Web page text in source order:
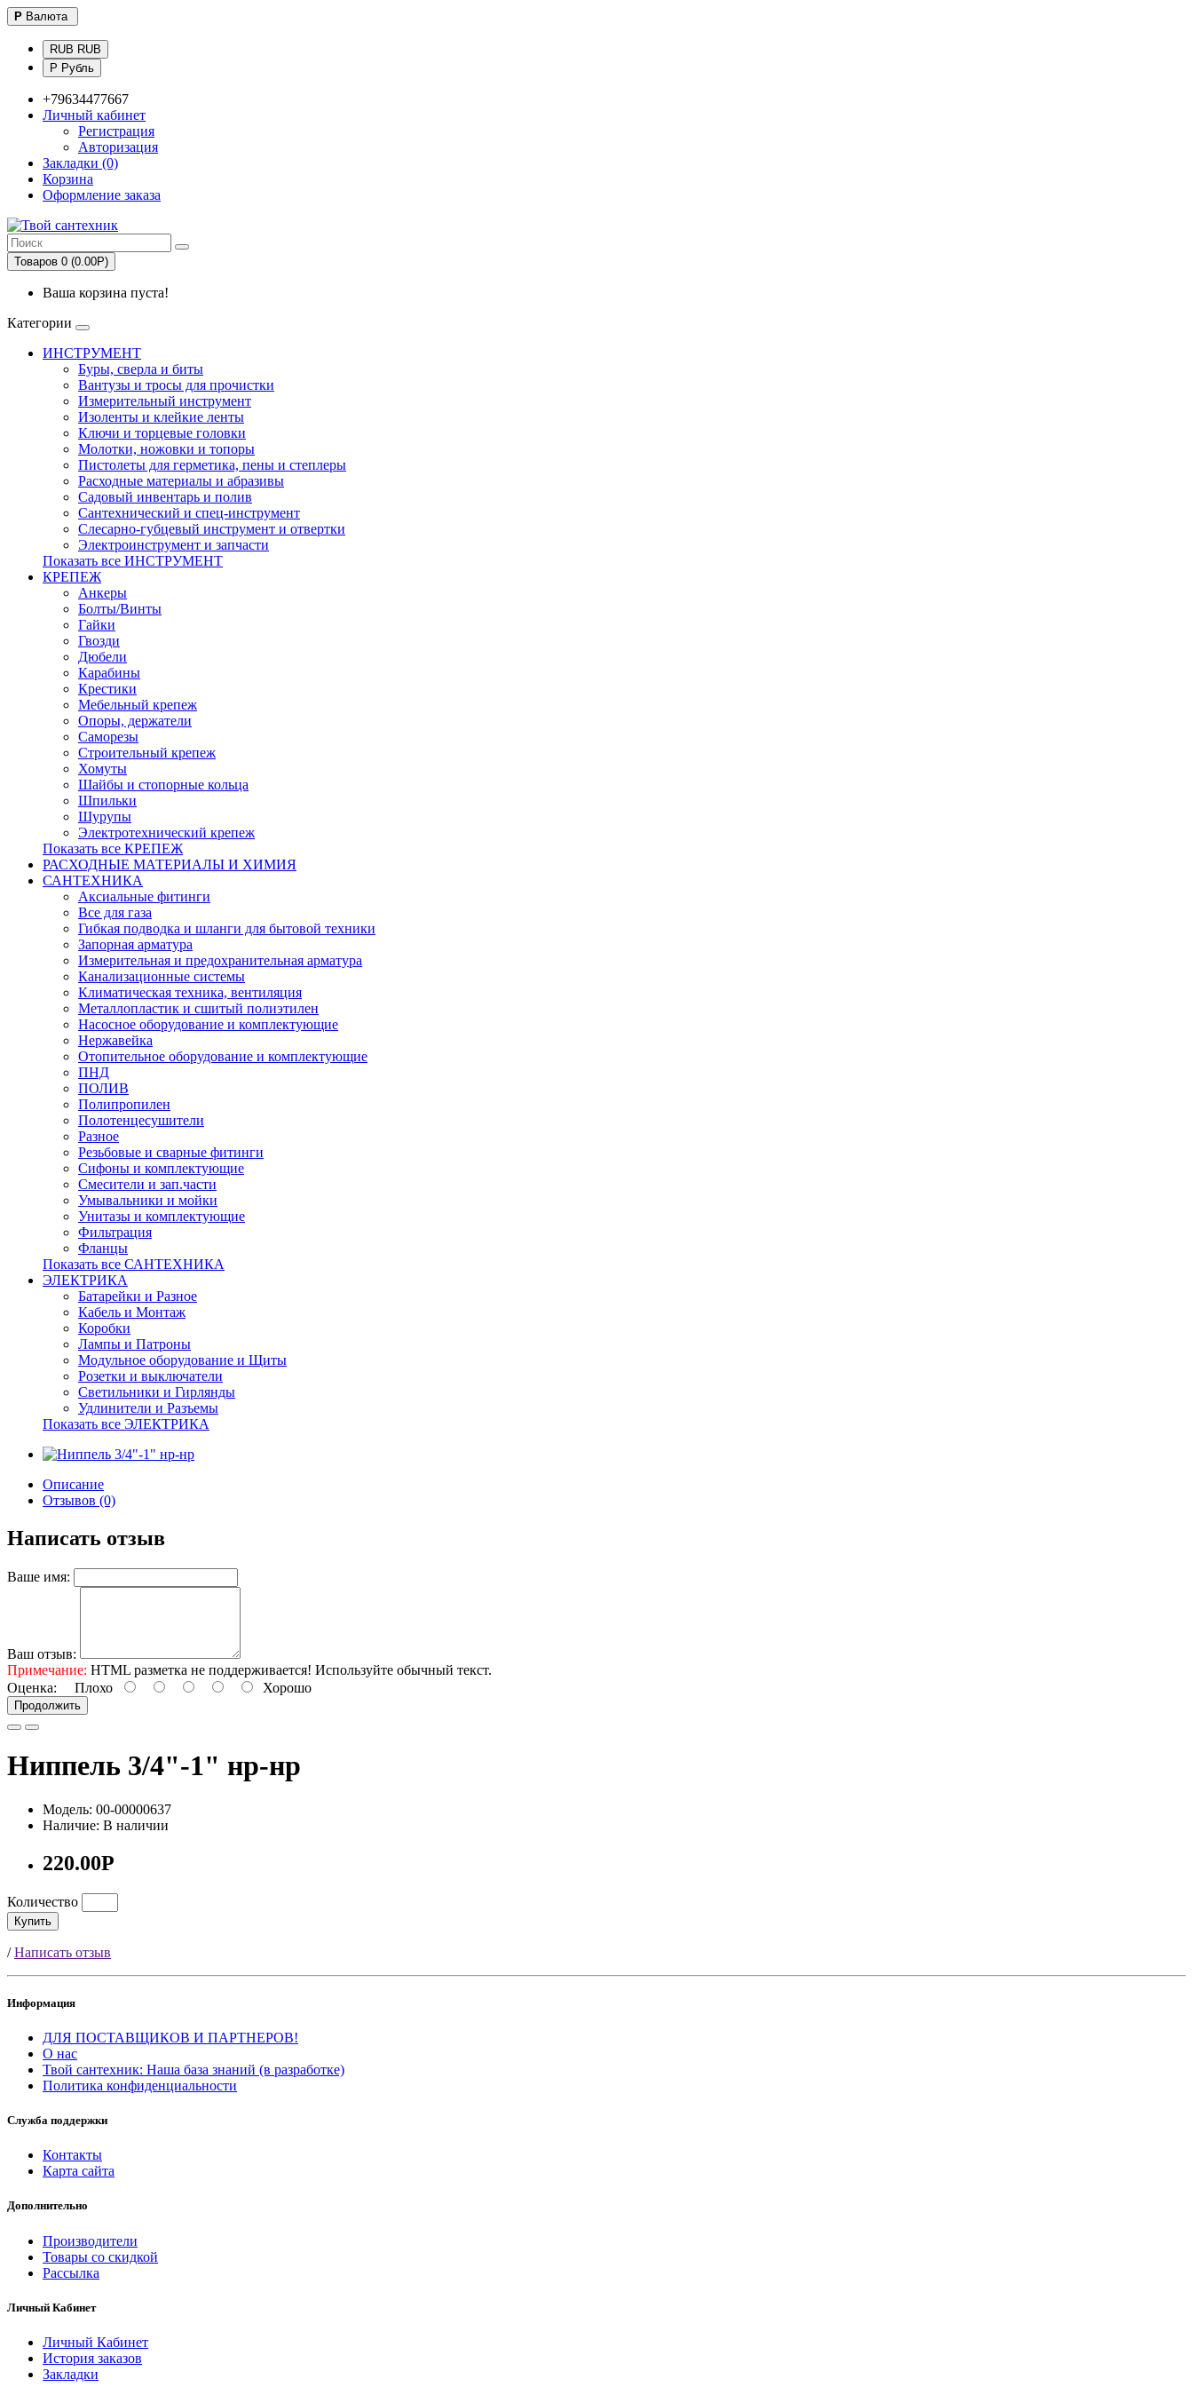
Р Валюта
RUB RUB
Р Рубль
+79634477667
Личный кабинет
Регистрация
Авторизация
Закладки (0)
Корзина
Оформление заказа
Товаров 0 (0.00Р)
Ваша корзина пуста!
Категории
ИНСТРУМЕНТ
Буры, сверла и биты
Вантузы и тросы для прочистки
Измерительный инструмент
Изоленты и клейкие ленты
Ключи и торцевые головки
Молотки, ножовки и топоры
Пистолеты для герметика, пены и степлеры
Расходные материалы и абразивы
Садовый инвентарь и полив
Сантехнический и спец-инструмент
Слесарно-губцевый инструмент и отвертки
Электроинструмент и запчасти
Показать все ИНСТРУМЕНТ
КРЕПЕЖ
Анкеры
Болты/Винты
Гайки
Гвозди
Дюбели
Карабины
Крестики
Мебельный крепеж
Опоры, держатели
Саморезы
Строительный крепеж
Хомуты
Шайбы и стопорные кольца
Шпильки
Шурупы
Электротехнический крепеж
Показать все КРЕПЕЖ
РАСХОДНЫЕ МАТЕРИАЛЫ И ХИМИЯ
САНТЕХНИКА
Аксиальные фитинги
Все для газа
Гибкая подводка и шланги для бытовой техники
Запорная арматура
Измерительная и предохранительная арматура
Канализационные системы
Климатическая техника, вентиляция
Металлопластик и сшитый полиэтилен
Насосное оборудование и комплектующие
Нержавейка
Отопительное оборудование и комплектующие
ПНД
ПОЛИВ
Полипропилен
Полотенцесушители
Разное
Резьбовые и сварные фитинги
Сифоны и комплектующие
Смесители и зап.части
Умывальники и мойки
Унитазы и комплектующие
Фильтрация
Фланцы
Показать все САНТЕХНИКА
ЭЛЕКТРИКА
Батарейки и Разное
Кабель и Монтаж
Коробки
Лампы и Патроны
Модульное оборудование и Щиты
Розетки и выключатели
Светильники и Гирлянды
Удлинители и Разъемы
Показать все ЭЛЕКТРИКА
Описание
Отзывов (0)
Написать отзыв
Ваше имя:
Ваш отзыв:
Примечание: HTML разметка не поддерживается! Используйте обычный текст.
Оценка: Плохо Хорошо
Продолжить
Ниппель 3/4"-1" нр-нр
Модель: 00-00000637
Наличие: В наличии
220.00Р
Количество
Купить
/Написать отзыв
Информация
ДЛЯ ПОСТАВЩИКОВ И ПАРТНЕРОВ!
О нас
Твой сантехник: Наша база знаний (в разработке)
Политика конфиденциальности
Служба поддержки
Контакты
Карта сайта
Дополнительно
Производители
Товары со скидкой
Рассылка
Личный Кабинет
Личный Кабинет
История заказов
Закладки